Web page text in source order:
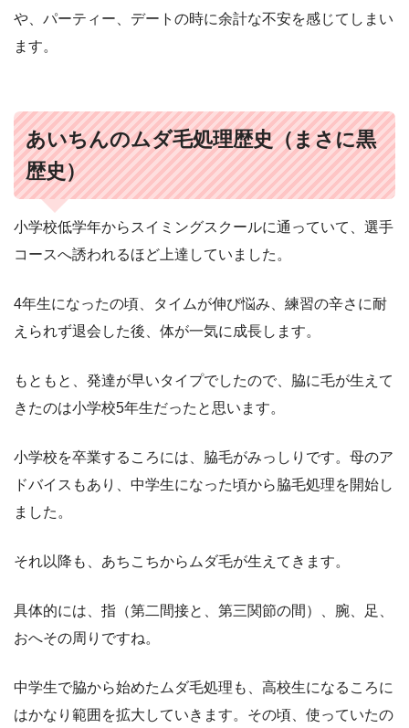
や、パーティー、デートの時に余計な不安を感じてしまい
ます。
あいちんのムダ毛処理歴史（まさに黒
歴史）
小学校低学年からスイミングスクールに通っていて、選手
コースへ誘われるほど上達していました。
4年生になったの頃、タイムが伸び悩み、練習の辛さに耐
えられず退会した後、体が一気に成長します。
もともと、発達が早いタイプでしたので、脇に毛が生えて
きたのは小学校5年生だったと思います。
小学校を卒業するころには、脇毛がみっしりです。母のア
ドバイスもあり、中学生になった頃から脇毛処理を開始し
ました。
それ以降も、あちこちからムダ毛が生えてきます。
具体的には、指（第二間接と、第三関節の間）、腕、足、
おへその周りですね。
中学生で脇から始めたムダ毛処理も、高校生になるころに
はかなり範囲を拡大していきます。その頃、使っていたの